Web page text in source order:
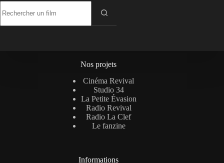
résultat
Nos projets
Cinéma Revival
Studio 34
La Petite Évasion
Radio Revival
Radio La Clef
Le fanzine
Informations